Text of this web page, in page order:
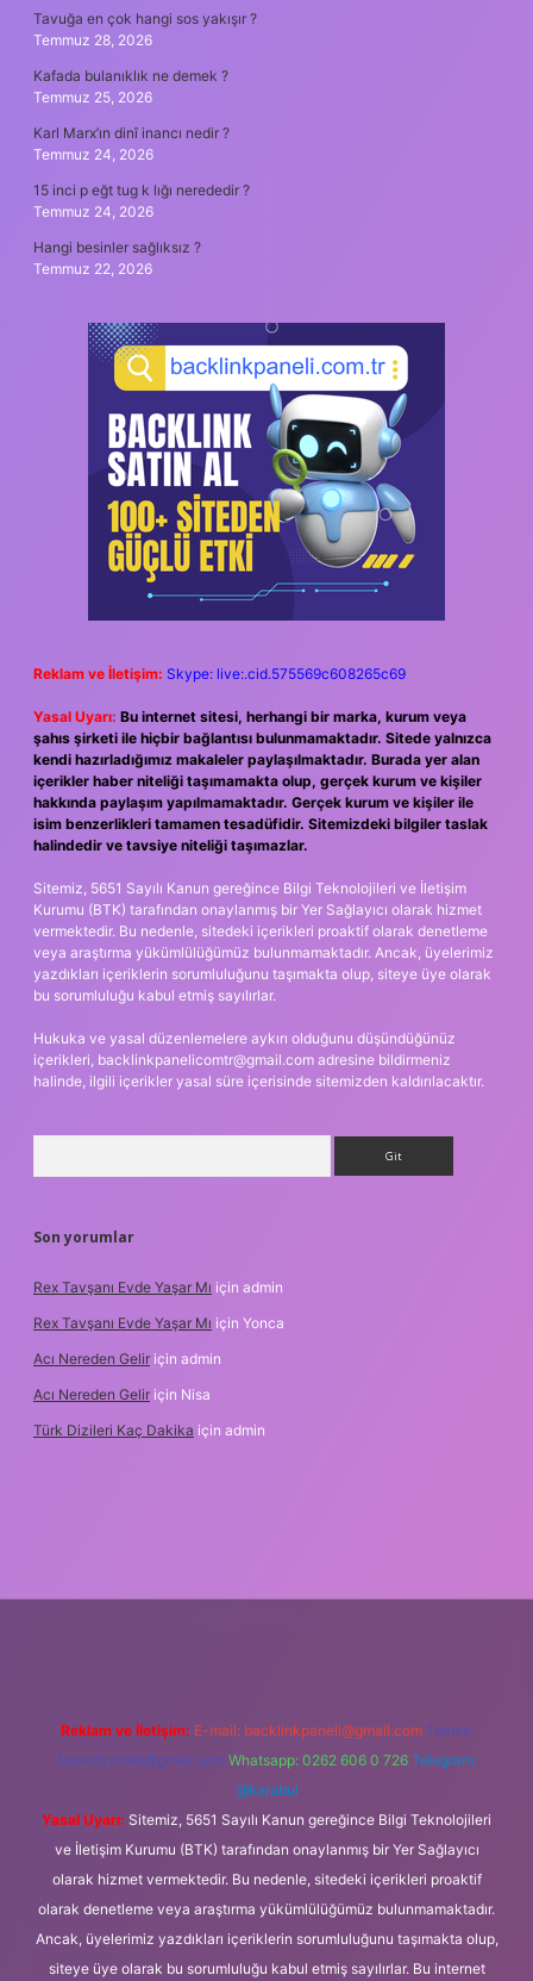
Tavuğa en çok hangi sos yakışır ?
Temmuz 28, 2026
Kafada bulanıklık ne demek ?
Temmuz 25, 2026
Karl Marx’ın dinî inancı nedir ?
Temmuz 24, 2026
15 inci p eğt tug k lığı nerededir ?
Temmuz 24, 2026
Hangi besinler sağlıksız ?
Temmuz 22, 2026
Reklam ve İletişim: Skype: live:.cid.575569c608265c69
Yasal Uyarı: Bu internet sitesi, herhangi bir marka, kurum veya
şahıs şirketi ile hiçbir bağlantısı bulunmamaktadır. Sitede yalnızca
kendi hazırladığımız makaleler paylaşılmaktadır. Burada yer alan
içerikler haber niteliği taşımamakta olup, gerçek kurum ve kişiler
hakkında paylaşım yapılmamaktadır. Gerçek kurum ve kişiler ile
isim benzerlikleri tamamen tesadüfidir. Sitemizdeki bilgiler taslak
halindedir ve tavsiye niteliği taşımazlar.
Sitemiz, 5651 Sayılı Kanun gereğince Bilgi Teknolojileri ve İletişim
Kurumu (BTK) tarafından onaylanmış bir Yer Sağlayıcı olarak hizmet
vermektedir. Bu nedenle, sitedeki içerikleri proaktif olarak denetleme
veya araştırma yükümlülüğümüz bulunmamaktadır. Ancak, üyelerimiz
yazdıkları içeriklerin sorumluluğunu taşımakta olup, siteye üye olarak
bu sorumluluğu kabul etmiş sayılırlar.
Hukuka ve yasal düzenlemelere aykırı olduğunu düşündüğünüz
içerikleri, backlinkpanelicomtr@gmail.com adresine bildirmeniz
halinde, ilgili içerikler yasal süre içerisinde sitemizden kaldırılacaktır.
Son yorumlar
Rex Tavşanı Evde Yaşar Mı için admin
Rex Tavşanı Evde Yaşar Mı için Yonca
Acı Nereden Gelir için admin
Acı Nereden Gelir için Nisa
Türk Dizileri Kaç Dakika için admin
Reklam ve İletişim: E-mail: backlinkpaneli@gmail.com Teams:
forumhizmeti@gmail.com Whatsapp: 0262 606 0 726 Telegram:
@karabul
Yasal Uyarı: Sitemiz, 5651 Sayılı Kanun gereğince Bilgi Teknolojileri
ve İletişim Kurumu (BTK) tarafından onaylanmış bir Yer Sağlayıcı
olarak hizmet vermektedir. Bu nedenle, sitedeki içerikleri proaktif
olarak denetleme veya araştırma yükümlülüğümüz bulunmamaktadır.
Ancak, üyelerimiz yazdıkları içeriklerin sorumluluğunu taşımakta olup,
siteye üye olarak bu sorumluluğu kabul etmiş sayılırlar. Bu internet